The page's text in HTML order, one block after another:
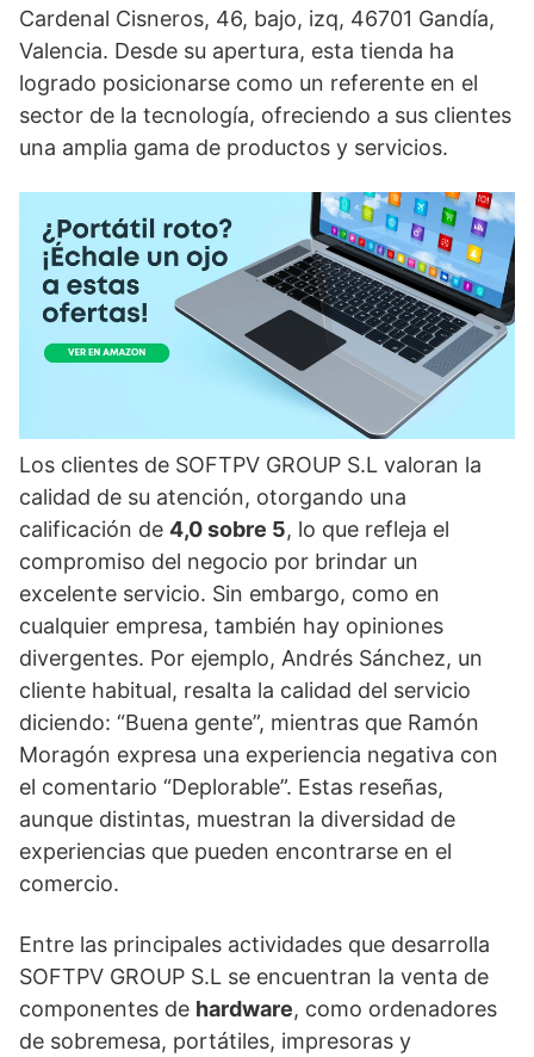
Cardenal Cisneros, 46, bajo, izq, 46701 Gandía,
Valencia. Desde su apertura, esta tienda ha
logrado posicionarse como un referente en el
sector de la tecnología, ofreciendo a sus clientes
una amplia gama de productos y servicios.
Los clientes de SOFTPV GROUP S.L valoran la
calidad de su atención, otorgando una
calificación de 4,0 sobre 5, lo que refleja el
compromiso del negocio por brindar un
excelente servicio. Sin embargo, como en
cualquier empresa, también hay opiniones
divergentes. Por ejemplo, Andrés Sánchez, un
cliente habitual, resalta la calidad del servicio
diciendo: “Buena gente”, mientras que Ramón
Moragón expresa una experiencia negativa con
el comentario “Deplorable”. Estas reseñas,
aunque distintas, muestran la diversidad de
experiencias que pueden encontrarse en el
comercio.
Entre las principales actividades que desarrolla
SOFTPV GROUP S.L se encuentran la venta de
componentes de hardware, como ordenadores
de sobremesa, portátiles, impresoras y